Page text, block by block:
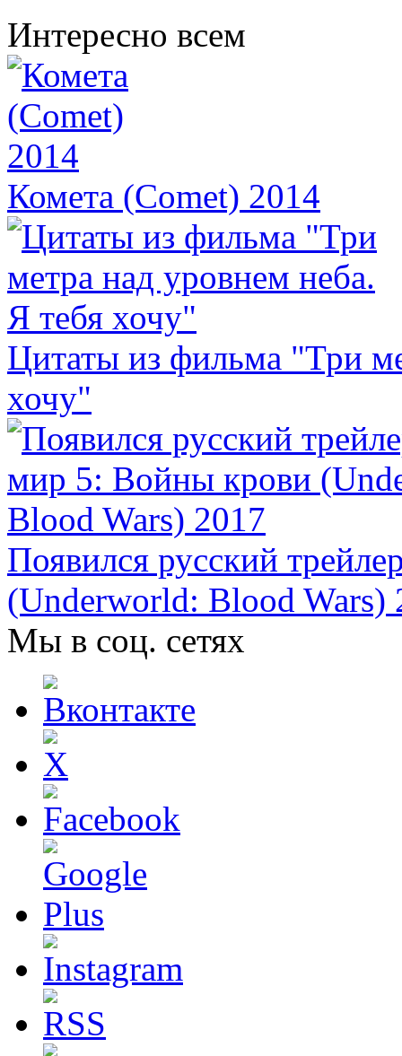
Интересно всем
​Комета (Comet) 2014
Цитаты из фильма "Три
хочу"
Появился русский
(Underworld: Blood Wars)
Мы в соц. сетях